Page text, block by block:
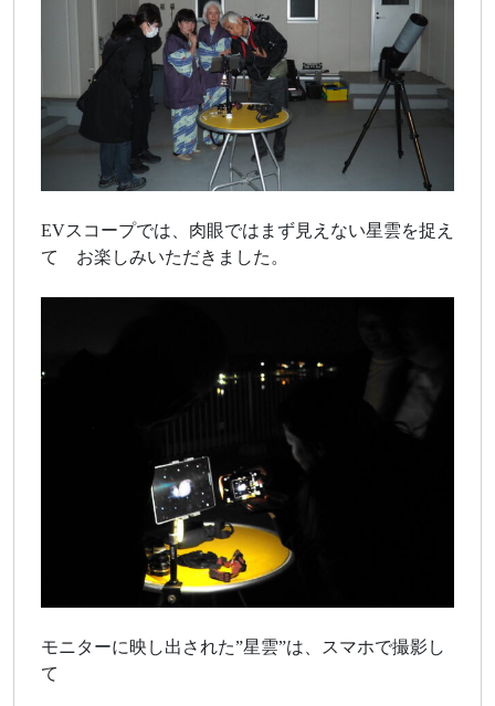
EVスコープでは、肉眼ではまず見えない星雲を捉え
て お楽しみいただきました。
モニターに映し出された”星雲”は、スマホで撮影し
て